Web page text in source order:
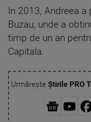
In 2013, Andreea
Buzau, unde a
timp de un an
Capitala.
Urmărește Știrile PRO